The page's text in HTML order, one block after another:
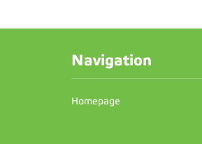
Navigation
Homepage